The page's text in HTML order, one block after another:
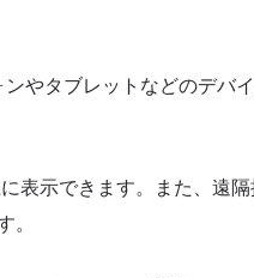
やタブレットなどのデバ
表示できます。また、遠
。